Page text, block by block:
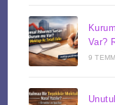
Var?
9